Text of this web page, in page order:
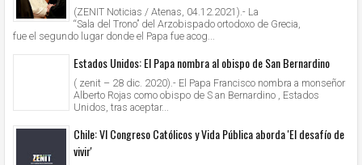
(ZENIT Noticias / Atenas, 04.12.2021).- La
“Sala del Trono” del Arzobispado ortodoxo de Grecia,
fue el segundo lugar donde el Papa fue acog...
Estados Unidos: El Papa nombra al obispo de San Bernardino
( zenit – 28 dic. 2020).- El Papa Francisco nombra a monseñor
Alberto Rojas como obispo de S an Bernardino , Estados
Unidos, tras aceptar...
Chile: VI Congreso Católicos y Vida Pública aborda 'El desafío de
vivir'